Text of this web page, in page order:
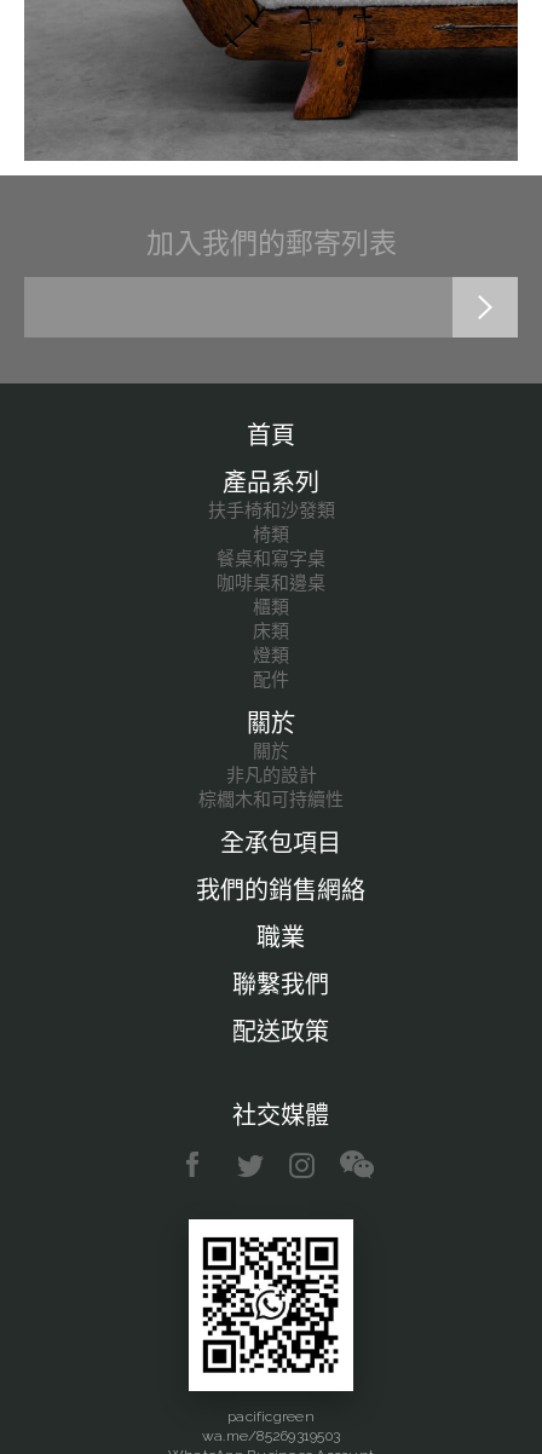
加入我們的郵寄列表
首頁
產品系列
扶手椅和沙發類
椅類
餐桌和寫字桌
咖啡桌和邊桌
櫃類
床類
燈類
配件
關於
關於
非凡的設計
棕櫚木和可持續性
全承包項目
我們的銷售網絡
職業
聯繫我們
配送政策
社交媒體
pacificgreen
wa.me/85269319503